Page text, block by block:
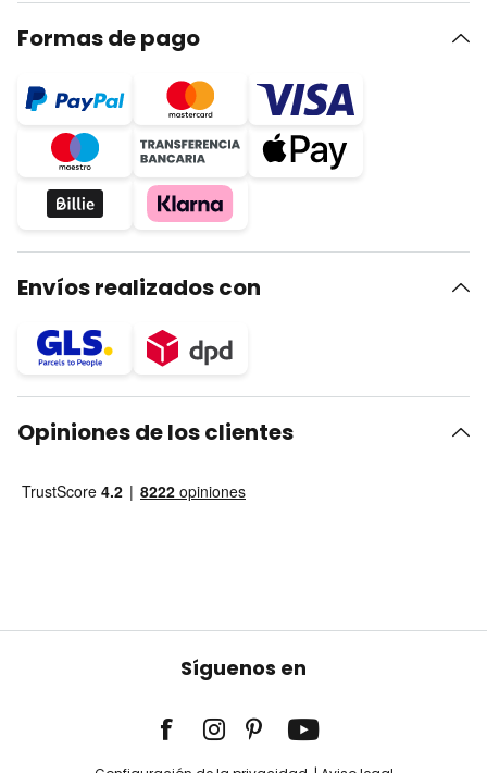
Formas de pago
Envíos realizados con
Opiniones de los clientes
Síguenos en